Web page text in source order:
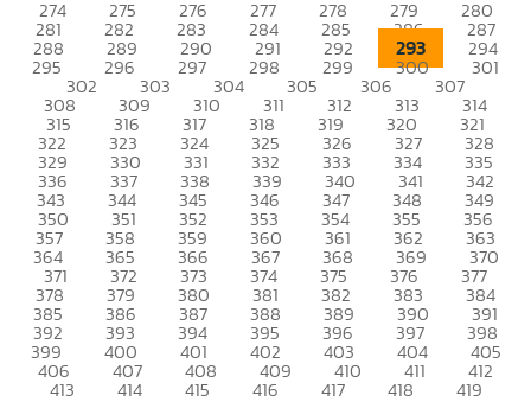
274 275 276 277 278 279 280
281 282 283 284 285 286 287
288 289 290 291 292 293 294
295 296 297 298 299 300 301
302 303 304 305 306 307
308 309 310 311 312 313 314
315 316 317 318 319 320 321
322 323 324 325 326 327 328
329 330 331 332 333 334 335
336 337 338 339 340 341 342
343 344 345 346 347 348 349
350 351 352 353 354 355 356
357 358 359 360 361 362 363
364 365 366 367 368 369 370
371 372 373 374 375 376 377
378 379 380 381 382 383 384
385 386 387 388 389 390 391
392 393 394 395 396 397 398
399 400 401 402 403 404 405
406 407 408 409 410 411 412
413 414 415 416 417 418 419